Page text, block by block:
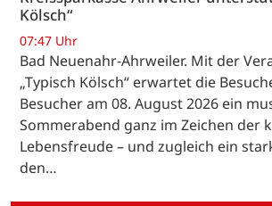
Kölsch“
07:47 Uhr
Bad Neuenahr-Ahrweiler. Mit der
„Typisch Kölsch“ erwartet die
Besucher am 08. August 2026 ein
Sommerabend ganz im Zeichen der
Lebensfreude – und zugleich ein
den…